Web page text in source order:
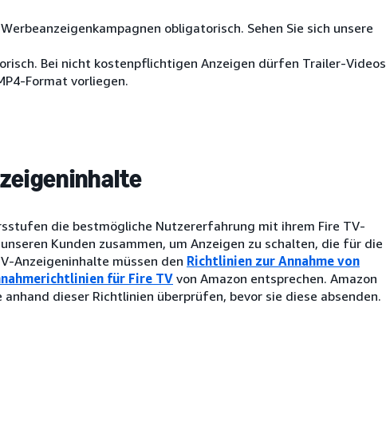
obligatorisch. Sehen Sie sich unsere
Bei nicht kostenpflichtigen Anzeigen dürfen Trailer-Videos
Format vorliegen.
die bestmögliche Nutzererfahrung mit ihrem Fire TV-
Kunden zusammen, um Anzeigen zu schalten, die für die
Anzeigeninhalte müssen den Richtlinien zur Annahme von
für Fire TV von Amazon entsprechen. Amazon
dieser Richtlinien überprüfen, bevor sie diese absenden.